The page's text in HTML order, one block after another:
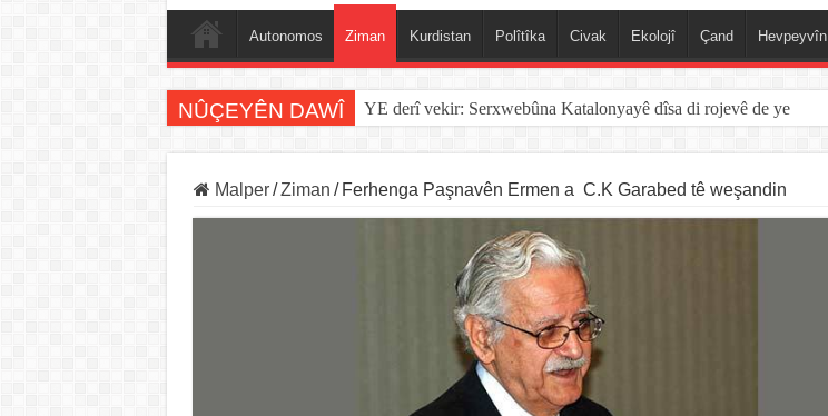
Autonomos Ziman Kurdistan Polîtîka Civak Ekolojî Çand Hevpeyvîn
NÛÇEYÊN DAWÎ YE derî vekir: Serxwebûna Katalonyayê dîsa di rojevê de ye
Malper / Ziman / Ferhenga Paşnavên Ermen a C.K Garabed tê weşandin